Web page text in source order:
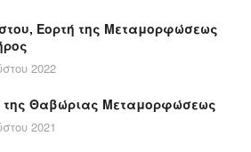
Εορτή της Μεταμορφώσεως
2022
της Θαβώριας Μεταμορφώσεως
2021